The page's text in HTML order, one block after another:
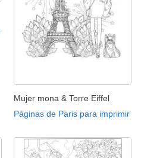
Mujer mona & Torre Eiffel
Páginas de Paris para imprimir